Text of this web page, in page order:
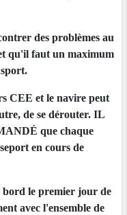
des problèmes au
qu'il faut un maximum
CEE et le navire peut
de se dérouter. IL
que chaque
en cours de
bord le premier jour de
avec l'ensemble de